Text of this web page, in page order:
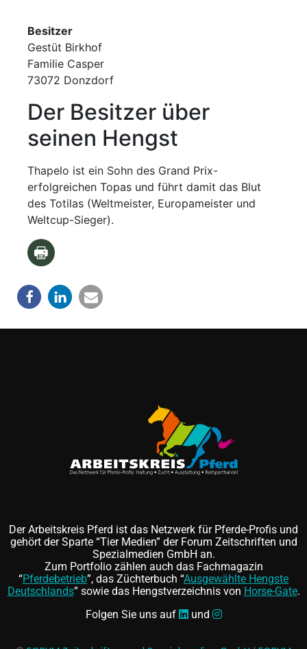
Besitzer
Gestüt Birkhof
Familie Casper
73072 Donzdorf
Der Besitzer über
seinen Hengst
Thapelo ist ein Sohn des Grand Prix-
erfolgreichen Topas und führt damit das Blut
des Totilas (Weltmeister, Europameister und
Weltcup-Sieger).
Der Arbeitskreis Pferd ist das Netzwerk für Pferde-Profis und
gehört der Sparte “Tier Medien” der Forum Zeitschriften und
Spezialmedien GmbH an.
Zum Portfolio zählen auch das Fachmagazin
“Pferdebetrieb”, das Züchterbuch “Ausgewählte Hengste
Deutschlands” sowie das Hengstverzeichnis von Horse-Gate.
Folgen Sie uns auf
und